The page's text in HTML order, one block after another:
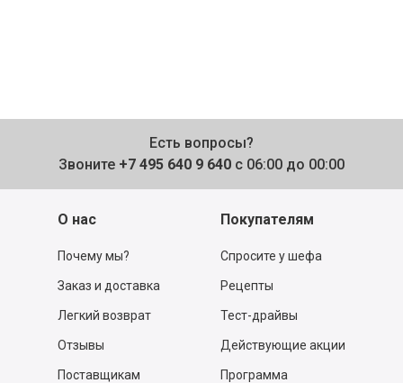
Есть вопросы?
Звоните +7 495 640 9 640 с 06:00 до 00:00
О нас
Почему мы?
Заказ и доставка
Легкий возврат
Отзывы
Поставщикам
Покупателям
Спросите у шефа
Рецепты
Тест-драйвы
Действующие акции
Программа